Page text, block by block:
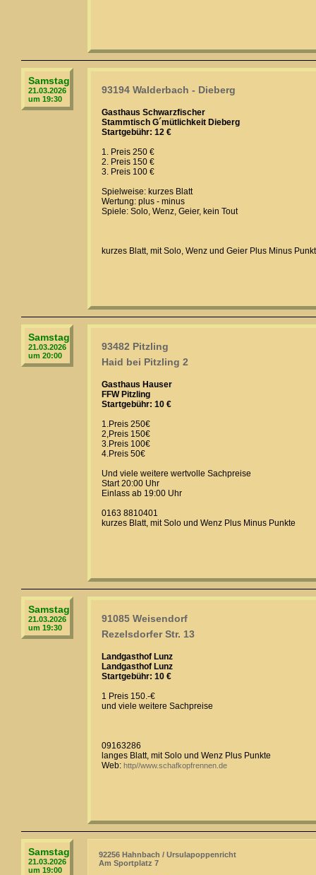
Samstag
21.03.2026
um 19:30
93194 Walderbach - Dieberg
Gasthaus Schwarzfischer
Stammtisch G´mütlichkeit Dieberg
Startgebühr: 12 €
1. Preis 250 €
2. Preis 150 €
3. Preis 100 €
Spielweise: kurzes Blatt
Wertung: plus - minus
Spiele: Solo, Wenz, Geier, kein Tout
kurzes Blatt, mit Solo, Wenz und Geier Plus Minus
Samstag
21.03.2026
um 20:00
93482 Pitzling
Haid bei Pitzling 2
Gasthaus Hauser
FFW Pitzling
Startgebühr: 10 €
1.Preis 250€
2,Preis 150€
3.Preis 100€
4.Preis 50€
Und viele weitere wertvolle Sachpreise
Start 20:00 Uhr
Einlass ab 19:00 Uhr
0163 8810401
kurzes Blatt, mit Solo und Wenz Plus Minus Punkte
Samstag
21.03.2026
um 19:30
91085 Weisendorf
Rezelsdorfer Str. 13
Landgasthof Lunz
Landgasthof Lunz
Startgebühr: 10 €
1 Preis 150.-€
und viele weitere Sachpreise
09163286
langes Blatt, mit Solo und Wenz Plus Punkte
Web: http//www.schafkopfrennen.de
Samstag
21.03.2026
um 19:00
92256 Hahnbach / Ursulapoppenricht
Am Sportplatz 7